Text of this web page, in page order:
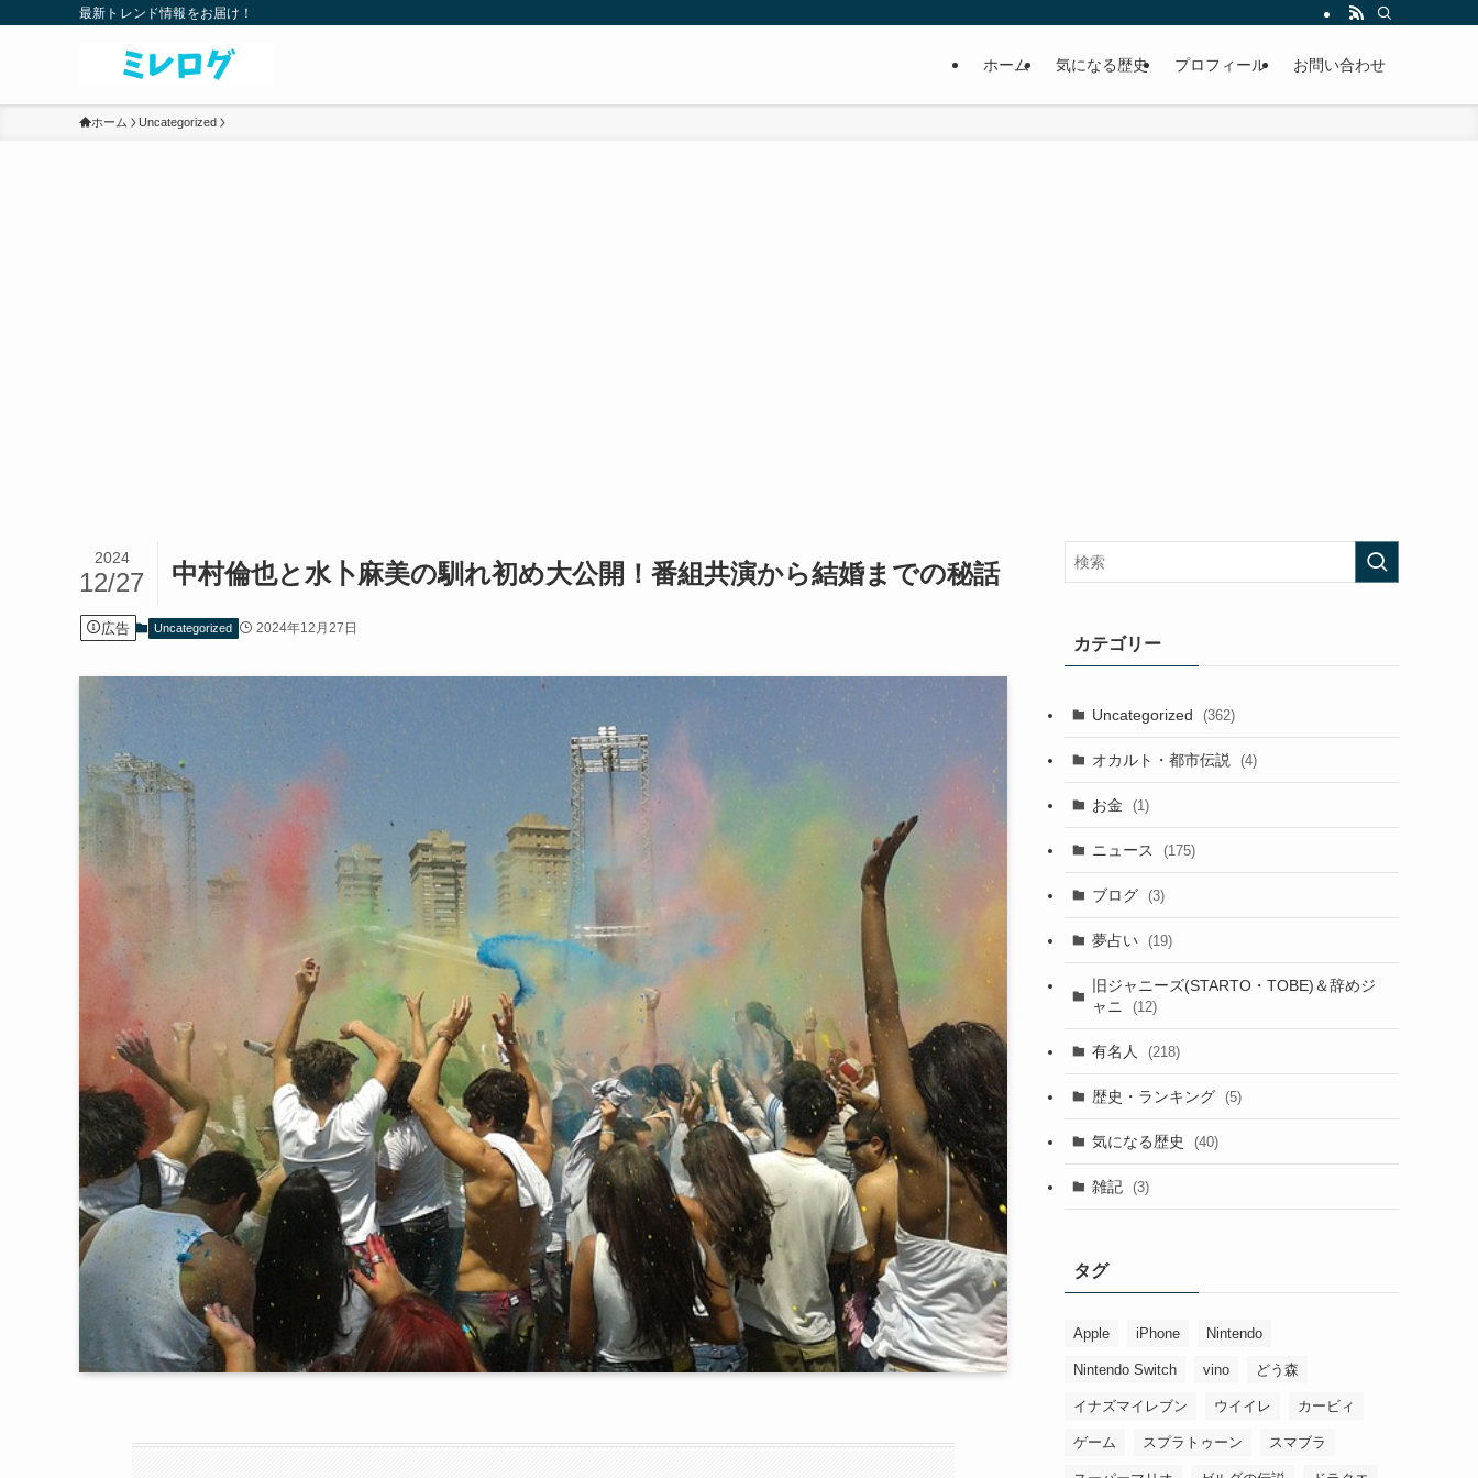
最新トレンド情報をお届け！
ホーム 気になる歴史 プロフィール お問い合わせ
ホーム Uncategorized
中村倫也と水卜麻美の馴れ初め大公開！番組共演から結婚までの秘話
2024
12/27
広告 Uncategorized 2024年12月27日
カテゴリー
Uncategorized (362)
オカルト・都市伝説 (4)
お金 (1)
ニュース (175)
ブログ (3)
夢占い (19)
旧ジャニーズ(STARTO・TOBE)＆辞めジ
ャニ
(12)
有名人 (218)
歴史・ランキング (5)
気になる歴史 (40)
雑記 (3)
タグ
Apple iPhone Nintendo
Nintendo Switch vino どう森
イナズマイレブン ウイイレ カービィ
ゲーム スプラトゥーン スマブラ